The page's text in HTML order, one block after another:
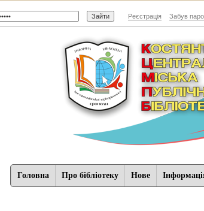
Реєстрація Забув
Головна Про бібліотеку Нове